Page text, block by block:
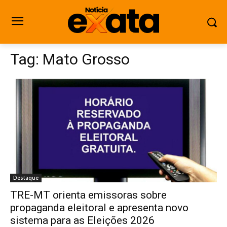
Tag: Mato Grosso
Destaque
TRE-MT orienta emissoras sobre
propaganda eleitoral e apresenta novo
sistema para as Eleições 2026